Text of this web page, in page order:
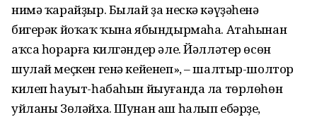
нимә ҡарайҙыр. Былай ҙа нескә кәүҙәһенә
бигерәк йоҡаҡ ҡына ябындырмаһа. Атаһынан
аҡса һорарға килгәндер әле. Йәлләтер өсөн
шулай меҫкен генә кейенеп», – шалтыр-шолтор
килеп һауыт-һабаһын йыуғанда ла төрлөһөн
уйланы Зөләйха. Шунан аш һалып ебәрҙе,